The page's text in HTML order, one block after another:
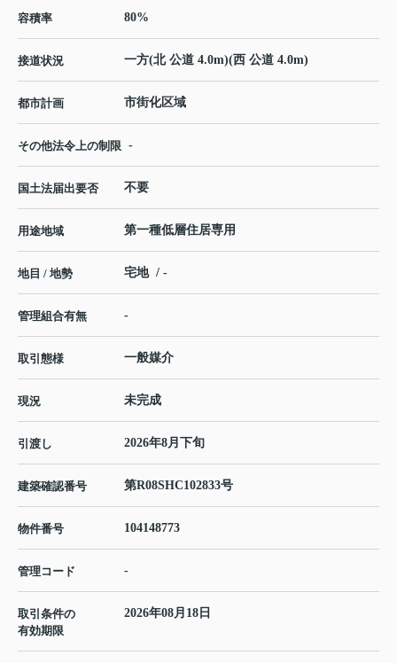
容積率 80%
接道状況 一方(北 公道 4.0m)(西 公道 4.0m)
都市計画 市街化区域
その他法令上の制限 -
国土法届出要否 不要
用途地域 第一種低層住居専用
地目 / 地勢 宅地 / -
管理組合有無 -
取引態様 一般媒介
現況 未完成
引渡し 2026年8月下旬
建築確認番号 第R08SHC102833号
物件番号 104148773
管理コード -
取引条件の
有効期限
2026年08月18日